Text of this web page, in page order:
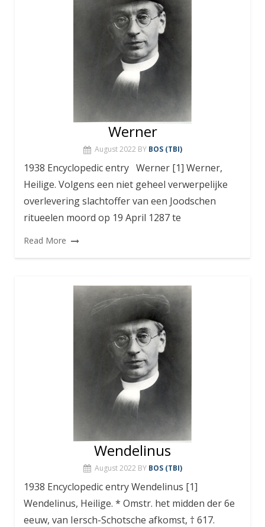
Werner
August 2022 BY BOS (TBI)
1938 Encyclopedic entry Werner [1] Werner,
Heilige. Volgens een niet geheel verwerpelijke
overlevering slachtoffer van een Joodschen
ritueelen moord op 19 April 1287 te
Read More
Wendelinus
August 2022 BY BOS (TBI)
1938 Encyclopedic entry Wendelinus [1]
Wendelinus, Heilige. * Omstr. het midden der 6e
eeuw, van Iersch-Schotsche afkomst, † 617.